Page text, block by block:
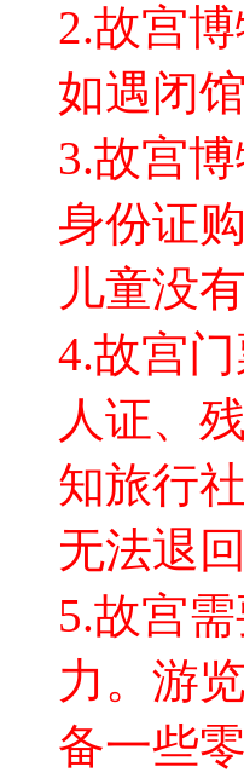
2.故宫
如遇闭
3.故宫
身份证
儿童没
4.故宫
人证、
知旅行
无法退
5.故宫
力。游
备一些